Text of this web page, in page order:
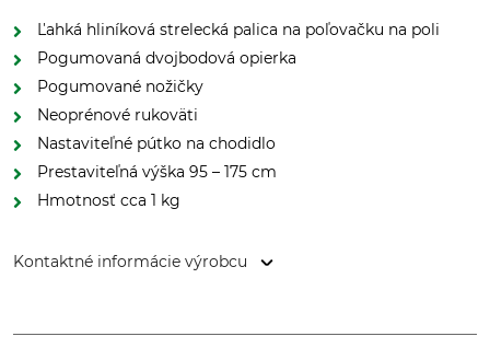
Ľahká hliníková strelecká palica na poľovačku na poli
Pogumovaná dvojbodová opierka
Pogumované nožičky
Neoprénové rukoväti
Nastaviteľné pútko na chodidlo
Prestaviteľná výška 95 – 175 cm
Hmotnosť cca 1 kg
Kontaktné informácie výrobcu
Germany, www.farm-land.de